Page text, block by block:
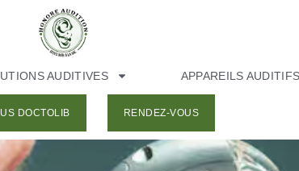
AUDITIVES APPAREILS AUDITIFS
DOCTOLIB RENDEZ-VOUS